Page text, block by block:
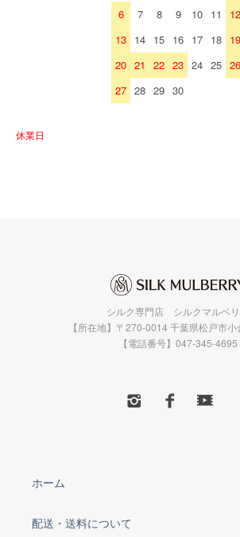
6
7 8 9 10 11
12
13 14 15 16 17 18 19
20 21 22 23 24 25 26
27 28 29 30
休業日
シルク専門店 シルクマルベ
【所在地】〒270-0014 千葉県松戸市
【電話番号】047-345-4695
ホーム
配送・送料について